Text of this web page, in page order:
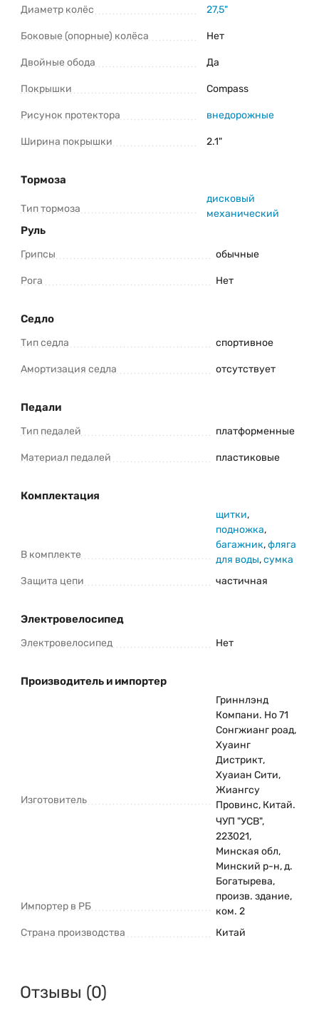
Диаметр колёс 27,5"
Боковые (опорные) колёса Нет
Двойные обода Да
Покрышки Compass
Рисунок протектора внедорожные
Ширина покрышки 2.1"
Тормоза
Тип тормоза
дисковый
механический
Руль
Грипсы обычные
Рога Нет
Седло
Тип седла спортивное
Амортизация седла отсутствует
Педали
Тип педалей платформенные
Материал педалей пластиковые
Комплектация
В комплекте
щитки,
подножка,
багажник,фляга
для воды,сумка
Защита цепи
частичная
Электровелосипед
Электровелосипед Нет
Производитель и импортер
Изготовитель
Гриннлэнд
Компани. Но 71
Сонгжианг роад,
Хуаинг
Дистрикт,
Хуаиан Сити,
Жиангсу
Провинс, Китай.
Импортер в РБ
ЧУП "УСВ",
223021,
Минская обл,
Минский р-н, д.
Богатырева,
произв. здание,
ком. 2
Страна производства
Китай
Отзывы (0)